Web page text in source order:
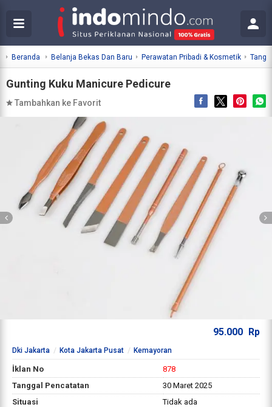
Beranda Belanja Bekas Dan Baru Perawatan Pribadi & Kosmetik
Gunting Kuku Manicure Pedicure
Tambahkan ke Favorit
95.000 Rp
Dki Jakarta Kota Jakarta Pusat Kemayoran
İklan No
878
Tanggal Pencatatan
30 Maret 2025
Situasi
Tidak ada